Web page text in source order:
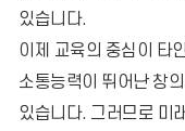
있습니다.
이제 교육의 중심이 타
소통능력이 뛰어난 창
있습니다. 그러므로 미